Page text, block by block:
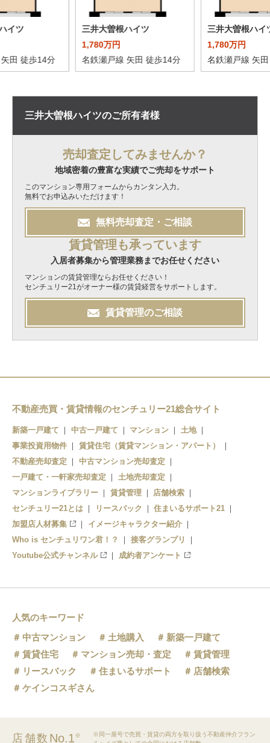
イツ
田 徒歩14分
三井大曽根ハイツ
1,780万円
名鉄瀬戸線 矢田 徒歩14分
三井大曽根ハイ
1,780万円
名鉄瀬戸線 矢
三井大曽根ハイツのご所有者様
売却査定してみませんか？
地域密着の豊富な実績でご売却をサポート
このマンション専用フォームからカンタン入力。
無料でお申込みいただけます！
無料売却査定・ご相談
賃貸管理も承っています
入居者募集から管理業務までお任せください
マンションの賃貸管理ならお任せください！
センチュリー21がオーナー様の賃貸経営をサポートします。
賃貸管理のご相談
不動産売買・賃貸情報のセンチュリー21総合サイト
新築一戸建て 中古一戸建て マンション
土地
事業投資用物件
賃貸住宅（賃貸マンション・アパート）
不動産売却査定
中古マンション売却査定
一戸建て・一軒家売却査定
土地売却査定
マンションライブラリー
賃貸管理
店舗検索
センチュリー21とは
リースバック
住まいるサポート21
加盟店人材募集
イメージキャラクター紹介
Who is センチュリワン君！？
接客グランプリ
Youtube公式チャンネル
成約者アンケート
人気のキーワード
中古マンション
土地購入
新築一戸建て
賃貸住宅
マンション売却・査定
賃貸管理
リースバック
住まいるサポート
店舗検索
ケインコスギさん
店舗数 No.1※
※同一屋号で売買・賃貸の両方を取り扱う不動産仲介フラン